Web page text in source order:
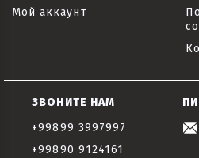
Мой аккаунт
ЗВОНИТЕ НАМ
+99899 3997997
+99890 9124161